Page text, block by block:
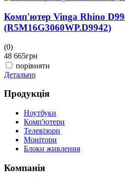
Комп'ютер Vinga Rhino
(R5M16G3060WP.D9942)
(0)
48 665грн
порівняти
Детально
Продукція
Ноутбуки
Комп'ютери
Телевізори
Монітори
Блоки живлення
Компанія